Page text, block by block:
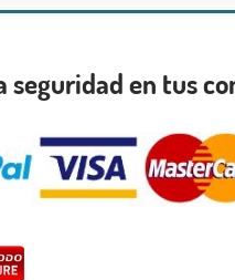
seguridad en tus